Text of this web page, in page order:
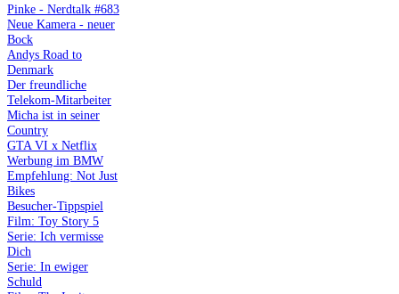
Pinke - Nerdtalk #683
Neue Kamera - neuer
Bock
Andys Road to
Denmark
Der freundliche
Telekom-Mitarbeiter
Micha ist in seiner
Country
GTA VI x Netflix
Werbung im BMW
Empfehlung: Not Just
Bikes
Besucher-Tippspiel
Film: Toy Story 5
Serie: Ich vermisse
Dich
Serie: In ewiger
Schuld